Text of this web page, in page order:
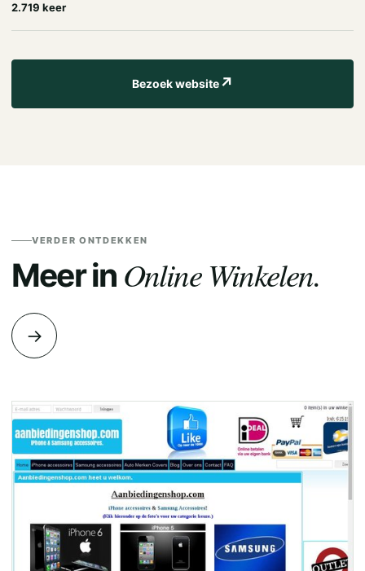
2.719 keer
Bezoek website↗
VERDER ONTDEKKEN
Meer in Online Winkelen.
→